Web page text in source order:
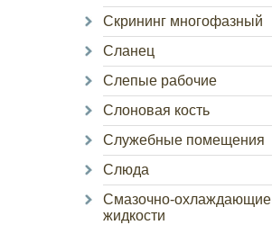
Скрининг многофазный
Сланец
Слепые рабочие
Слоновая кость
Служебные помещения
Слюда
Смазочно-охлаждающие
жидкости